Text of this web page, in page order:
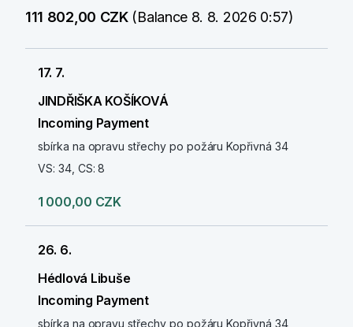
111 802,00 CZK(Balance 8. 8. 2026 0:57)
17. 7.
JINDŘIŠKA KOŠÍKOVÁ
Incoming Payment
sbírka na opravu střechy po požáru Kopřivná 34
VS: 34, CS: 8
1 000,00 CZK
26. 6.
Hédlová Libuše
Incoming Payment
sbírka na opravu střechy po požáru Kopřivná 34